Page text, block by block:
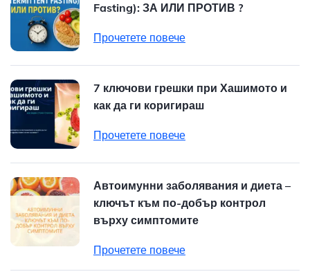
Fasting): ЗА ИЛИ ПРОТИВ ?
Прочетете повече
7 ключови грешки при Хашимото и
как да ги коригираш
Прочетете повече
Автоимунни заболявания и диета –
ключът към по-добър контрол
върху симптомите
Прочетете повече